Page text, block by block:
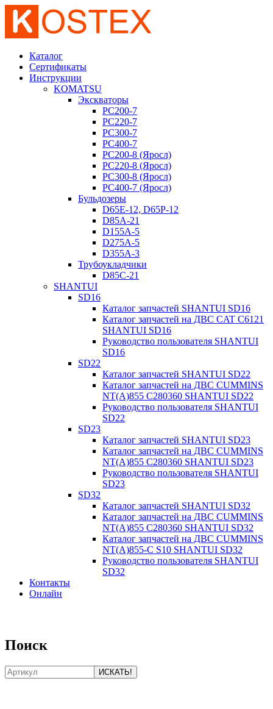
Каталог
Сертификаты
Инструкции
KOMATSU
Экскваторы
PC200-7
PC220-7
PC300-7
PC400-7
PC200-8 (Яросл)
PC220-8 (Яросл)
PC300-8 (Яросл)
PC400-7 (Яросл)
Бульдозеры
D65E-12, D65P-12
D85A-21
D155A-5
D275A-5
D355A-3
Трубоукладчики
D85C-21
SHANTUI
SD16
Каталог запчастей SHANTUI SD16
Каталог запчастей на ДВС CAT C6121
SHANTUI SD16
Руководство пользователя SHANTUI
SD16
SD22
Каталог запчастей SHANTUI SD22
Каталог запчастей на ДВС CUMMINS
NT(A)855 C280360 SHANTUI SD22
Руководство пользователя SHANTUI
SD22
SD23
Каталог запчастей SHANTUI SD23
Каталог запчастей на ДВС CUMMINS
NT(A)855 C280360 SHANTUI SD23
Руководство пользователя SHANTUI
SD23
SD32
Каталог запчастей SHANTUI SD32
Каталог запчастей на ДВС CUMMINS
NT(A)855 C280360 SHANTUI SD32
Каталог запчастей на ДВС CUMMINS
NT(A)855-C S10 SHANTUI SD32
Руководство пользователя SHANTUI
SD32
Контакты
Онлайн
Поиск